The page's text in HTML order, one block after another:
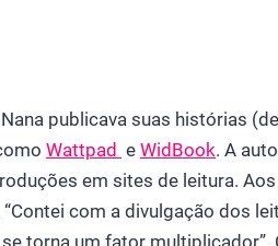
publicava suas histórias
Wattpad e WidBook. A
em sites de leitura.
com a divulgação dos
torna um fator multiplicador”.